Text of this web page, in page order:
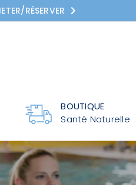
RÉSERVER
BOUTIQUE
Santé Naturelle